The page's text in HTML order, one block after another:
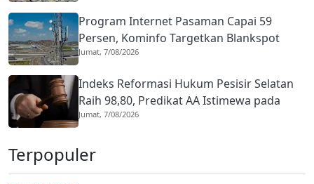
Program Internet Pasaman Capai 59
Persen, Kominfo Targetkan Blankspot
Tuntas Lima Tahun
Jumat, 7/08/2026
Indeks Reformasi Hukum Pesisir Selatan
Raih 98,80, Predikat AA Istimewa pada
2026
Jumat, 7/08/2026
Terpopuler